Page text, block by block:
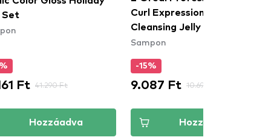
Set
Ft 41.290 Ft
Hozzáadva
Curl Expression Anti-Buildup
Cleansing Jelly Shampoo
tisztító sampon a hullámos
Sampon
-15%
9.087 Ft 10.690 Ft
Hozzáadva